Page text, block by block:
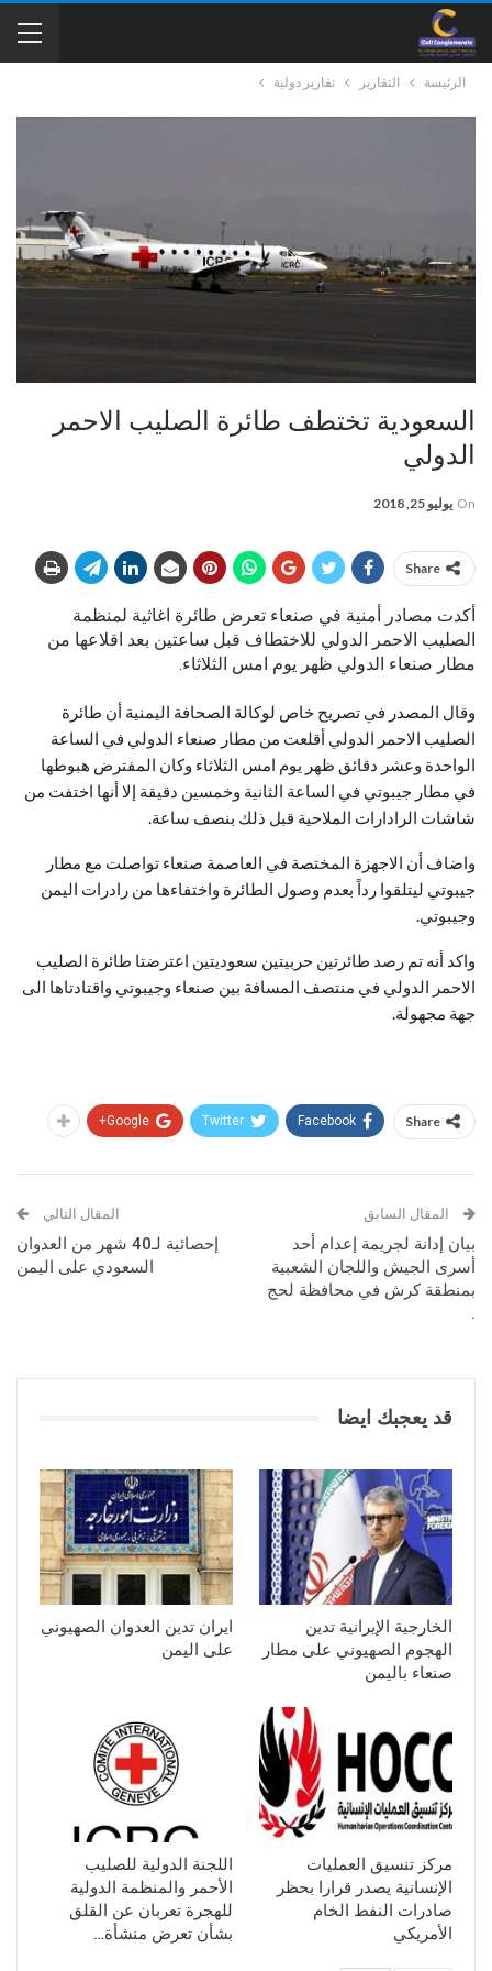
الرئيسة التقارير تقارير دولية
السعودية تختطف طائرة الصليب الاحمر
الدولي
On يوليو 25, 2018
Share
أكدت مصادر أمنية في صنعاء تعرض طائرة اغاثية لمنظمة
الصليب الاحمر الدولي للاختطاف قبل ساعتين بعد اقلاعها من
مطار صنعاء الدولي ظهر يوم امس الثلاثاء.
وقال المصدر في تصريح خاص لوكالة الصحافة اليمنية أن طائرة
الصليب الاحمر الدولي أقلعت من مطار صنعاء الدولي في الساعة
الواحدة وعشر دقائق ظهر يوم امس الثلاثاء وكان المفترض هبوطها
في مطار جيبوتي في الساعة الثانية وخمسين دقيقة إلا أنها اختفت من
شاشات الرادارات الملاحية قبل ذلك بنصف ساعة.
واضاف أن الاجهزة المختصة في العاصمة صنعاء تواصلت مع مطار
جيبوتي ليتلقوا رداً بعدم وصول الطائرة واختفاءها من رادرات اليمن
وجيبوتي.
واكد أنه تم رصد طائرتين حربيتين سعوديتين اعترضتا طائرة الصليب
الاحمر الدولي في منتصف المسافة بين صنعاء وجيبوتي واقتادتاها الى
جهة مجهولة.
Share
Facebook
Twitter
Google+
المقال السابق
بيان إدانة لجريمة إعدام أحد
أسرى الجيش واللجان الشعبية
بمنطقة كرش في محافظة لحج
.
المقال التالي
إحصائية لـ40 شهر من العدوان
السعودي على اليمن
قد يعجبك ايضا
الخارجية الإيرانية تدين
الهجوم الصهيوني على مطار
صنعاء باليمن
ايران تدين العدوان الصهيوني
على اليمن
مركز تنسيق العمليات
الإنسانية يصدر قرارا بحظر
صادرات النفط الخام
الأمريكي
اللجنة الدولية للصليب
الأحمر والمنظمة الدولية
للهجرة تعربان عن القلق
بشأن تعرض منشأة…